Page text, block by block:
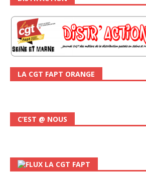
LA CGT FAPT ORANGE
C’EST @ NOUS
LA CGT FAPT